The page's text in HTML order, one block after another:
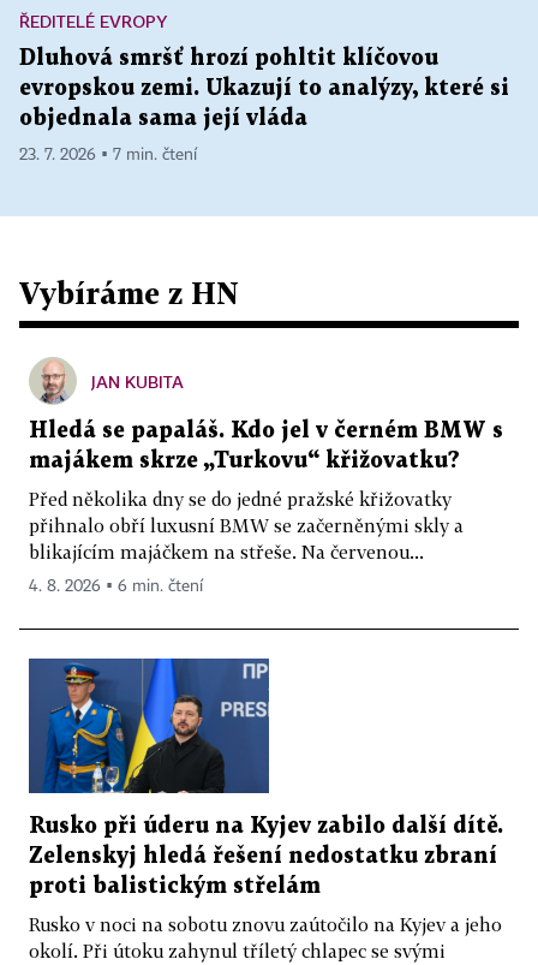
ŘEDITELÉ EVROPY
Dluhová smršť hrozí pohltit klíčovou
evropskou zemi. Ukazují to analýzy, které si
objednala sama její vláda
23. 7. 2026 ▪ 7 min. čtení
Vybíráme z HN
JAN KUBITA
Hledá se papaláš. Kdo jel v černém BMW s
majákem skrze „Turkovu“ křižovatku?
Před několika dny se do jedné pražské křižovatky
přihnalo obří luxusní BMW se začerněnými skly a
blikajícím majáčkem na střeše. Na červenou...
4. 8. 2026 ▪ 6 min. čtení
Rusko při úderu na Kyjev zabilo další dítě.
Zelenskyj hledá řešení nedostatku zbraní
proti balistickým střelám
Rusko v noci na sobotu znovu zaútočilo na Kyjev a jeho
okolí. Při útoku zahynul tříletý chlapec se svými